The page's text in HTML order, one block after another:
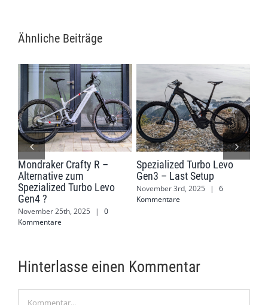
Ähnliche Beiträge
Mondraker Crafty R –
Alternative zum
Spezialized Turbo Levo
Gen4 ?
November 25th, 2025 |
0
Kommentare
Spezialized Turbo Levo
Gen3 – Last Setup
November 3rd, 2025 |
6
Kommentare
Hinterlasse einen Kommentar
Kommentar